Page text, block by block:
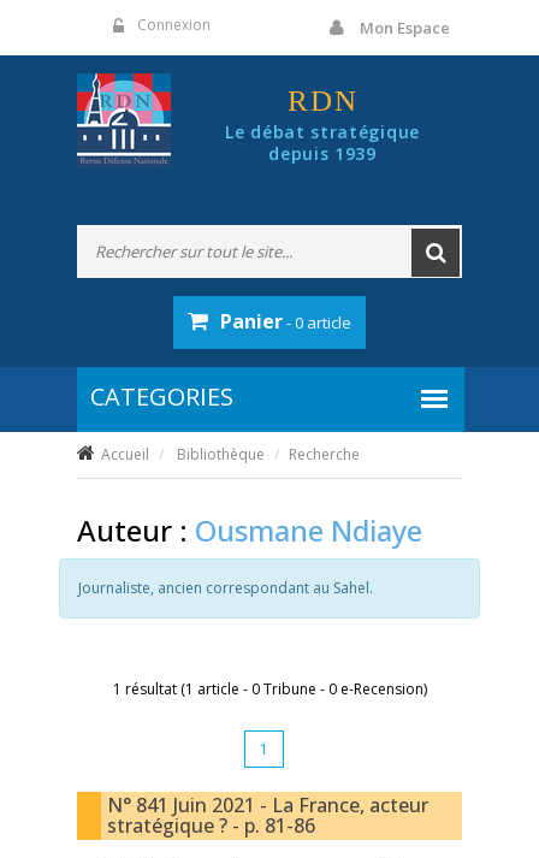
Connexion Mon Espace
RDN
Le débat stratégique
depuis 1939
Panier- 0 article
Accueil Bibliothèque Recherche
Auteur : Ousmane Ndiaye
Journaliste, ancien correspondant au Sahel.
1 résultat (1 article - 0 Tribune - 0 e-Recension)
1
N° 841 Juin 2021 - La France, acteur
stratégique ? - p. 81-86